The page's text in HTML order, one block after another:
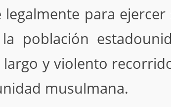
para
población
y violento
musulmana.